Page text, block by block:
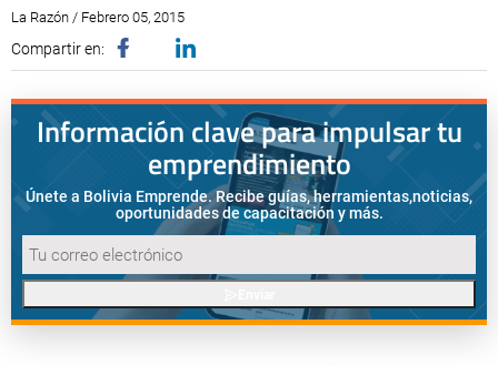
La Razón / Febrero 05, 2015
Compartir en:
Información clave para impulsar tu
emprendimiento
Únete a Bolivia Emprende. Recibe guías, herramientas,noticias,
oportunidades de capacitación y más.